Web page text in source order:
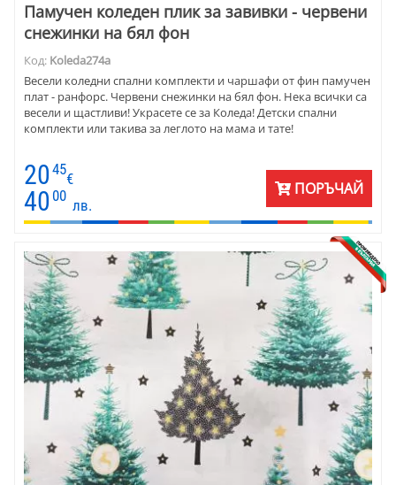
Памучен коледен плик за завивки - червени
снежинки на бял фон
Код: Koleda274a
Весели коледни спални комплекти и чаршафи от фин памучен
плат - ранфорс. Червени снежинки на бял фон. Нека всички са
весели и щастливи! Украсете се за Коледа! Детски спални
комплекти или такива за леглото на мама и тате!
2045
€
40 00
лв.
ПОРЪЧАЙ